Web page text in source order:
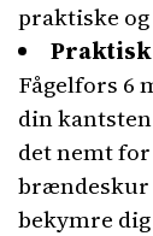
praktiske
Fågelfors 6
din
det nemt
brændeskur
bekymre